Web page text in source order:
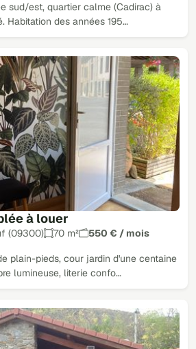
sud/est, quartier calme (Cadirac) à
Habitation des années 195…
à louer
(09300) 70 m² 550 € / mois
plain-pieds, cour jardin d'une centaine
lumineuse, literie confo…